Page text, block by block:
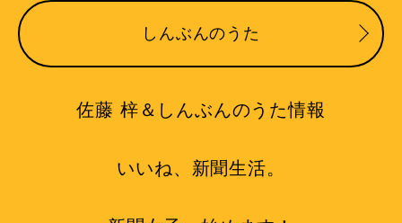
しんぶんのうた
佐藤 梓＆しんぶんのうた情報
いいね、新聞生活。